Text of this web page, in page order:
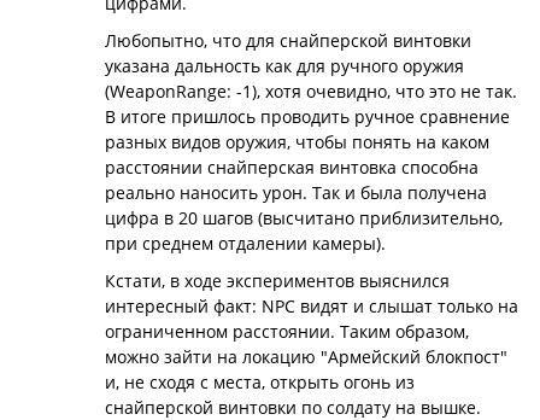
Любопытно, что для снайперской винтовки
указана дальность как для ручного оружия
(WeaponRange: -1), хотя очевидно, что это не так.
В итоге пришлось проводить ручное сравнение
разных видов оружия, чтобы понять на каком
расстоянии снайперская винтовка способна
реально наносить урон. Так и была получена
цифра в 20 шагов (высчитано приблизительно,
при среднем отдалении камеры).
Кстати, в ходе экспериментов выяснился
интересный факт: NPC видят и слышат только на
ограниченном расстоянии. Таким образом,
можно зайти на локацию "Армейский блокпост"
и, не сходя с места, открыть огонь из
снайперской винтовки по солдату на вышке.